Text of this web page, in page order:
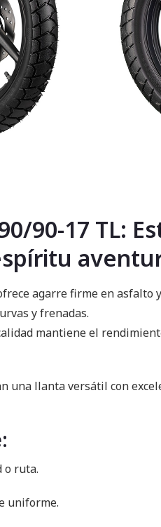
90-17 TL:
agarre firme en asfalto
y frenadas.
mantiene el
una llanta versátil con
o ruta.
uniforme.